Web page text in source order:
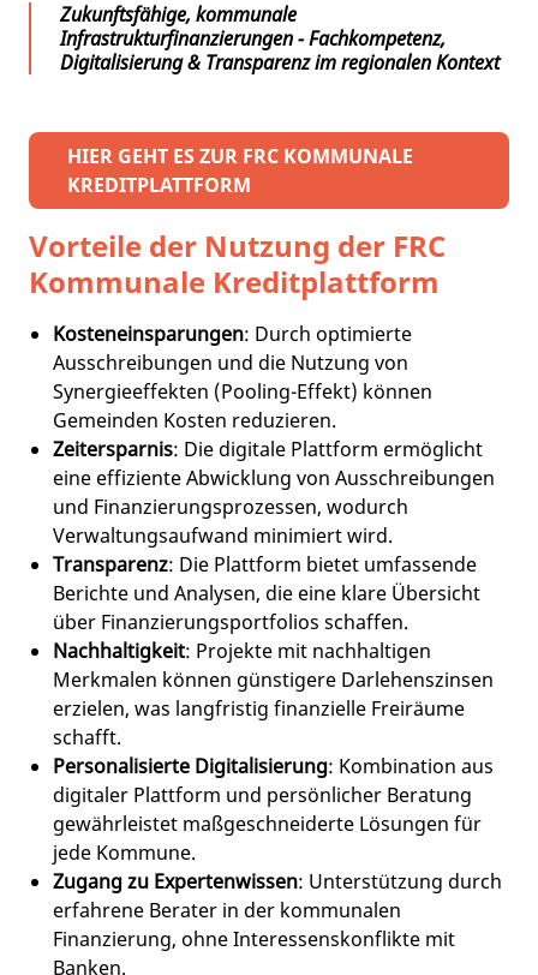
Zukunftsfähige, kommunale
Infrastrukturfinanzierungen - Fachkompetenz,
Digitalisierung & Transparenz im regionalen Kontext
HIER GEHT ES ZUR FRC KOMMUNALE
KREDITPLATTFORM
Vorteile der Nutzung der FRC
Kommunale Kreditplattform
Kosteneinsparungen: Durch optimierte
Ausschreibungen und die Nutzung von
Synergieeffekten (Pooling-Effekt) können
Gemeinden Kosten reduzieren.
Zeitersparnis: Die digitale Plattform ermöglicht
eine effiziente Abwicklung von Ausschreibungen
und Finanzierungsprozessen, wodurch
Verwaltungsaufwand minimiert wird.
Transparenz: Die Plattform bietet umfassende
Berichte und Analysen, die eine klare Übersicht
über Finanzierungsportfolios schaffen.
Nachhaltigkeit: Projekte mit nachhaltigen
Merkmalen können günstigere Darlehenszinsen
erzielen, was langfristig finanzielle Freiräume
schafft.
Personalisierte Digitalisierung: Kombination aus
digitaler Plattform und persönlicher Beratung
gewährleistet maßgeschneiderte Lösungen für
jede Kommune.
Zugang zu Expertenwissen: Unterstützung durch
erfahrene Berater in der kommunalen
Finanzierung, ohne Interessenskonflikte mit
Banken.